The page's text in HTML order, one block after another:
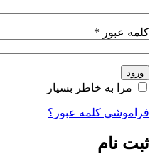
کلمه عبور *
ورود
مرا به خاطر بسپار
فراموشی کلمه عبور؟
ثبت نام